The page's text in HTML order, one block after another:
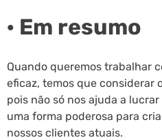
· Em resumo
Quando queremos trabalhar
eficaz, temos que considerar
pois não só nos ajuda a
uma forma poderosa para
nossos clientes atuais.